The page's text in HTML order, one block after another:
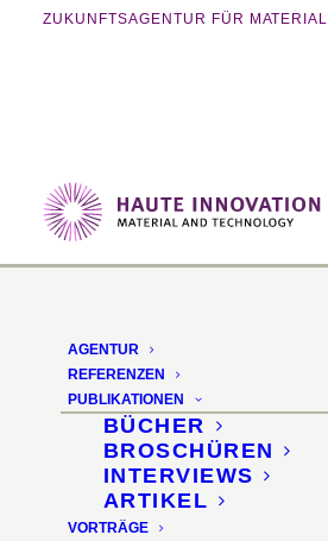
ZUKUNFTSAGENTUR FÜR
AGENTUR
REFERENZEN
PUBLIKATIONEN
BÜCHER
BROSCHÜREN
INTERVIEWS
ARTIKEL
VORTRÄGE
Home
Vorträge
Sascha Peters: The